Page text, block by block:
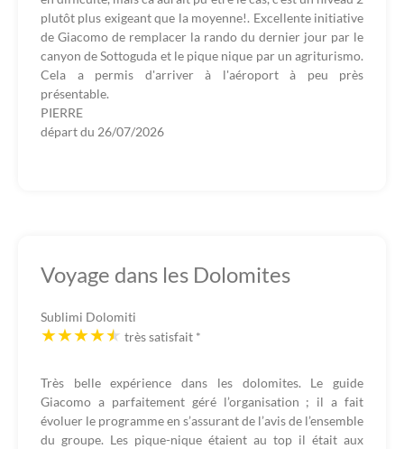
plutôt plus exigeant que la moyenne!. Excellente initiative
de Giacomo de remplacer la rando du dernier jour par le
canyon de Sottoguda et le pique nique par un agriturismo.
Cela a permis d'arriver à l'aéroport à peu près
présentable.
PIERRE
départ du 26/07/2026
Voyage dans les Dolomites
Sublimi Dolomiti
très satisfait *
Très belle expérience dans les dolomites. Le guide
Giacomo a parfaitement géré l’organisation ; il a fait
évoluer le programme en s’assurant de l’avis de l’ensemble
du groupe. Les pique-nique étaient au top il était aux